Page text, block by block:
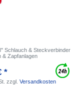
Schlauch & Steckverbinder
& Zapfanlagen
*
zzgl. Versandkosten